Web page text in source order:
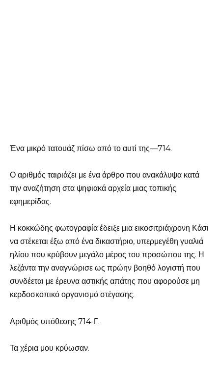
Ένα μικρό τατουάζ πίσω από το αυτί της—714.
Ο αριθμός ταιριάζει με ένα άρθρο που ανακάλυψα κατά
την αναζήτηση στα ψηφιακά αρχεία μιας τοπικής
εφημερίδας.
Η κοκκώδης φωτογραφία έδειξε μια εικοσιτριάχρονη Κάσι
να στέκεται έξω από ένα δικαστήριο, υπερμεγέθη γυαλιά
ηλίου που κρύβουν μεγάλο μέρος του προσώπου της. Η
λεζάντα την αναγνώρισε ως πρώην βοηθό λογιστή που
συνδέεται με έρευνα αστικής απάτης που αφορούσε μη
κερδοσκοπικό οργανισμό στέγασης.
Αριθμός υπόθεσης 714-Γ.
Τα χέρια μου κρύωσαν.